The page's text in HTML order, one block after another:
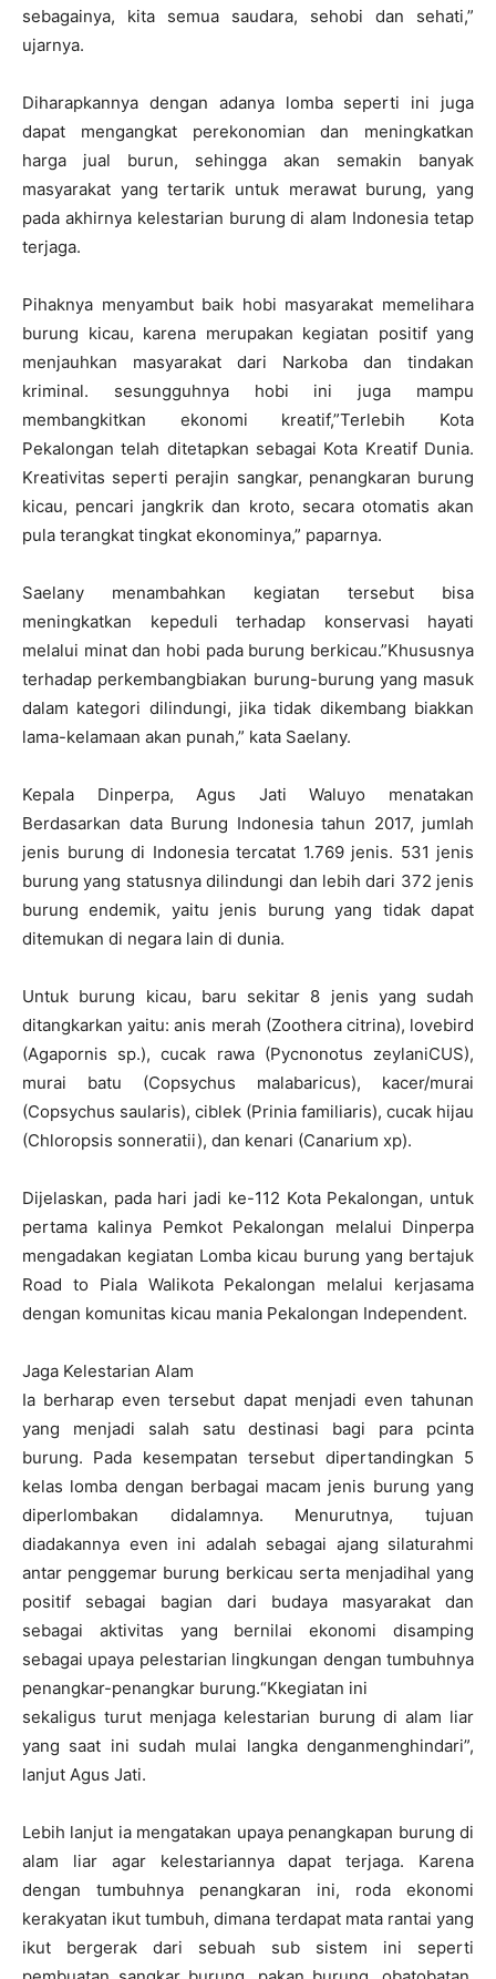
sebagainya, kita semua saudara, sehobi dan sehati,”
ujarnya.
Diharapkannya dengan adanya lomba seperti ini juga
dapat mengangkat perekonomian dan meningkatkan
harga jual burun, sehingga akan semakin banyak
masyarakat yang tertarik untuk merawat burung, yang
pada akhirnya kelestarian burung di alam Indonesia tetap
terjaga.
Pihaknya menyambut baik hobi masyarakat memelihara
burung kicau, karena merupakan kegiatan positif yang
menjauhkan masyarakat dari Narkoba dan tindakan
kriminal. sesungguhnya hobi ini juga mampu
membangkitkan ekonomi kreatif,”Terlebih Kota
Pekalongan telah ditetapkan sebagai Kota Kreatif Dunia.
Kreativitas seperti perajin sangkar, penangkaran burung
kicau, pencari jangkrik dan kroto, secara otomatis akan
pula terangkat tingkat ekonominya,” paparnya.
Saelany menambahkan kegiatan tersebut bisa
meningkatkan kepeduli terhadap konservasi hayati
melalui minat dan hobi pada burung berkicau.”Khususnya
terhadap perkembangbiakan burung-burung yang masuk
dalam kategori dilindungi, jika tidak dikembang biakkan
lama-kelamaan akan punah,” kata Saelany.
Kepala Dinperpa, Agus Jati Waluyo menatakan
Berdasarkan data Burung Indonesia tahun 2017, jumlah
jenis burung di Indonesia tercatat 1.769 jenis. 531 jenis
burung yang statusnya dilindungi dan lebih dari 372 jenis
burung endemik, yaitu jenis burung yang tidak dapat
ditemukan di negara lain di dunia.
Untuk burung kicau, baru sekitar 8 jenis yang sudah
ditangkarkan yaitu: anis merah (Zoothera citrina), lovebird
(Agapornis sp.), cucak rawa (Pycnonotus zeylaniCUS),
murai batu (Copsychus malabaricus), kacer/murai
(Copsychus saularis), ciblek (Prinia familiaris), cucak hijau
(Chloropsis sonneratii), dan kenari (Canarium xp).
Dijelaskan, pada hari jadi ke-112 Kota Pekalongan, untuk
pertama kalinya Pemkot Pekalongan melalui Dinperpa
mengadakan kegiatan Lomba kicau burung yang bertajuk
Road to Piala Walikota Pekalongan melalui kerjasama
dengan komunitas kicau mania Pekalongan Independent.
Jaga Kelestarian Alam
Ia berharap even tersebut dapat menjadi even tahunan
yang menjadi salah satu destinasi bagi para pcinta
burung. Pada kesempatan tersebut dipertandingkan 5
kelas lomba dengan berbagai macam jenis burung yang
diperlombakan didalamnya. Menurutnya, tujuan
diadakannya even ini adalah sebagai ajang silaturahmi
antar penggemar burung berkicau serta menjadihal yang
positif sebagai bagian dari budaya masyarakat dan
sebagai aktivitas yang bernilai ekonomi disamping
sebagai upaya pelestarian lingkungan dengan tumbuhnya
penangkar-penangkar burung.“Kkegiatan ini
sekaligus turut menjaga kelestarian burung di alam liar
yang saat ini sudah mulai langka denganmenghindari”,
lanjut Agus Jati.
Lebih lanjut ia mengatakan upaya penangkapan burung di
alam liar agar kelestariannya dapat terjaga. Karena
dengan tumbuhnya penangkaran ini, roda ekonomi
kerakyatan ikut tumbuh, dimana terdapat mata rantai yang
ikut bergerak dari sebuah sub sistem ini seperti